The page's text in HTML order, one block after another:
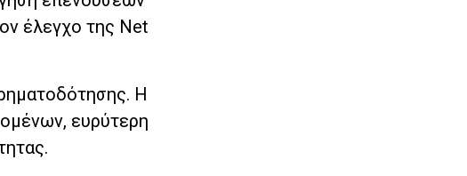
έλεγχο της Net
Η
ευρύτερη